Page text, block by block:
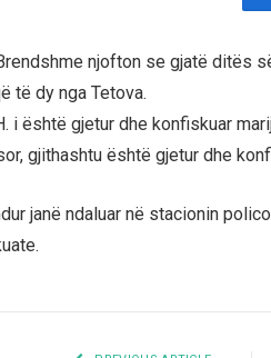
njofton se gjatë ditës
të dy nga Tetova.
i është gjetur dhe konfiskuar
gjithashtu është gjetur dhe
janë ndaluar në stacionin